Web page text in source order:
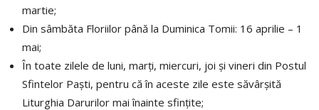
martie;
Din sâmbăta Floriilor până la Duminica Tomii: 16 aprilie – 1
mai;
În toate zilele de luni, marți, miercuri, joi și vineri din Postul
Sfintelor Paști, pentru că în aceste zile este săvârșită
Liturghia Darurilor mai înainte sfințite;